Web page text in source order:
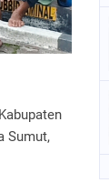
Sumut,